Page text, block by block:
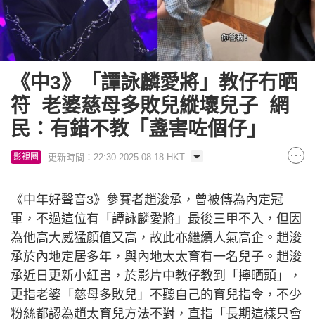
《中3》「譚詠麟愛將」教仔冇晒
符 老婆慈母多敗兒縱壞兒子 網
民：有錯不教「盞害咗個仔」
影視圈 更新時間：22:30 2025-08-18 HKT
《中年好聲音3》參賽者趙浚承，曾被傳為內定冠
軍，不過這位有「譚詠麟愛將」最後三甲不入，但因
為他高大威猛顏值又高，故此亦繼續人氣高企。趙浚
承於內地定居多年，與內地太太育有一名兒子。趙浚
承近日更新小紅書，於影片中教仔教到「擰晒頭」，
更指老婆「慈母多敗兒」不聽自己的育兒指令，不少
粉絲都認為趙太育兒方法不對，直指「長期這樣只會